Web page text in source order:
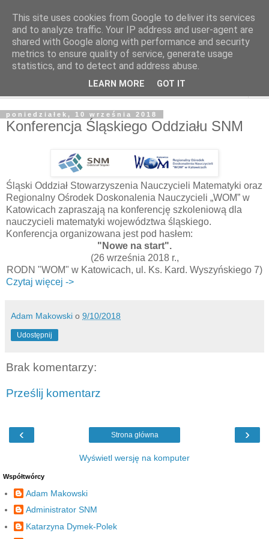
poniedziałek, 10 września 2018
Konferencja Śląskiego Oddziału SNM
Śląski Oddział Stowarzyszenia Nauczycieli Matematyki oraz
Regionalny Ośrodek Doskonalenia Nauczycieli „WOM” w
Katowicach zapraszają na konferencję szkoleniową dla
nauczycieli matematyki województwa śląskiego.
Konferencja organizowana jest pod hasłem:
"Nowe na start".
(26 września 2018 r.,
RODN "WOM" w Katowicach, ul. Ks. Kard. Wyszyńskiego 7)
Czytaj więcej ->
Adam Makowski o 9/10/2018
Udostępnij
Brak komentarzy:
Prześlij komentarz
‹ ›
Strona główna
Wyświetl wersję na komputer
Współtwórcy
Adam Makowski
Administrator SNM
Katarzyna Dymek-Polek
This site uses cookies from Google to deliver its services
and to analyze traffic. Your IP address and user-agent are
shared with Google along with performance and security
metrics to ensure quality of service, generate usage
statistics, and to detect and address abuse.
LEARN MORE GOT IT